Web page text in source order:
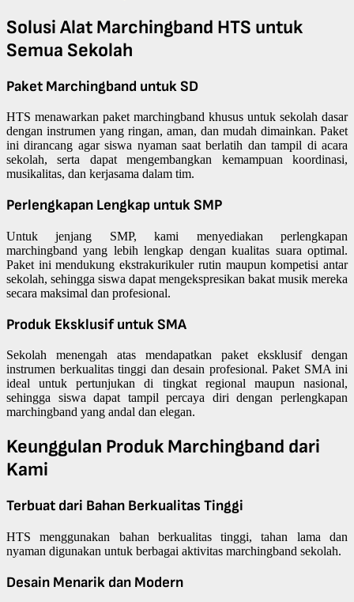
Solusi Alat Marchingband HTS untuk
Semua Sekolah
Paket Marchingband untuk SD
HTS menawarkan paket marchingband khusus untuk sekolah dasar
dengan instrumen yang ringan, aman, dan mudah dimainkan. Paket
ini dirancang agar siswa nyaman saat berlatih dan tampil di acara
sekolah, serta dapat mengembangkan kemampuan koordinasi,
musikalitas, dan kerjasama dalam tim.
Perlengkapan Lengkap untuk SMP
Untuk jenjang SMP, kami menyediakan perlengkapan
marchingband yang lebih lengkap dengan kualitas suara optimal.
Paket ini mendukung ekstrakurikuler rutin maupun kompetisi antar
sekolah, sehingga siswa dapat mengekspresikan bakat musik mereka
secara maksimal dan profesional.
Produk Eksklusif untuk SMA
Sekolah menengah atas mendapatkan paket eksklusif dengan
instrumen berkualitas tinggi dan desain profesional. Paket SMA ini
ideal untuk pertunjukan di tingkat regional maupun nasional,
sehingga siswa dapat tampil percaya diri dengan perlengkapan
marchingband yang andal dan elegan.
Keunggulan Produk Marchingband dari
Kami
Terbuat dari Bahan Berkualitas Tinggi
HTS menggunakan bahan berkualitas tinggi, tahan lama dan
nyaman digunakan untuk berbagai aktivitas marchingband sekolah.
Desain Menarik dan Modern